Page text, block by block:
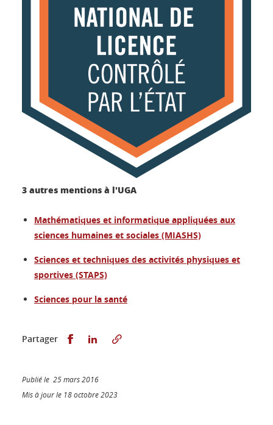
3 autres mentions à l'UGA
Mathématiques et informatique appliquées aux
sciences humaines et sociales (MIASHS)
Sciences et techniques des activités physiques et
sportives (STAPS)
Sciences pour la santé
Partager Partager sur Facebook
Partager sur LinkedIn
Publié le 25 mars 2016
Mis à jour le 18 octobre 2023